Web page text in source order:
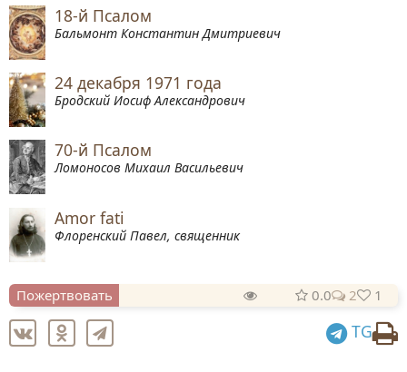
18-й Псалом
Бальмонт Константин Дмитриевич
24 декабря 1971 года
Бродский Иосиф Александрович
70-й Псалом
Ломоносов Михаил Васильевич
Amor fati
Флоренский Павел, священник
Пожертвовать 0.0 2 1
TG